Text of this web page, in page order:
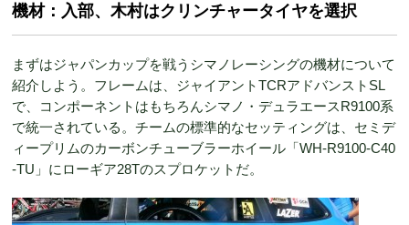
機材：入部、木村はクリンチャータイヤを選択
まずはジャパンカップを戦うシマノレーシングの機材について
紹介しよう。フレームは、ジャイアントTCRアドバンストSL
で、コンポーネントはもちろんシマノ・デュラエースR9100系
で統一されている。チームの標準的なセッティングは、セミデ
ィープリムのカーボンチューブラーホイール「WH-R9100-C40
-TU」にローギア28Tのスプロケットだ。